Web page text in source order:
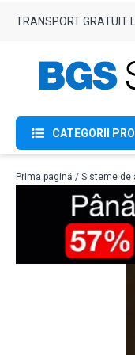
TRANSPORT GRATUIT
CATEGORII
Prima pagină / Sisteme de